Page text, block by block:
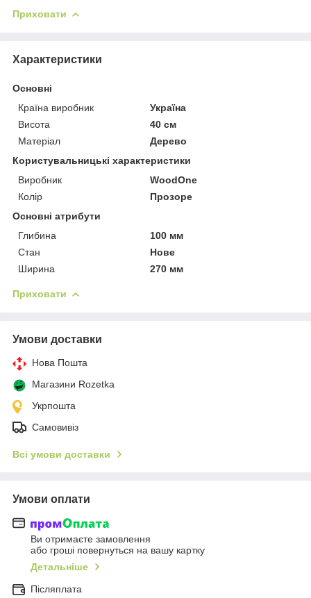
Приховати
Характеристики
Основні
Країна виробник
Україна
Висота
40 см
Матеріал
Дерево
Користувальницькі характеристики
Виробник
WoodOne
Колір
Прозоре
Основні атрибути
Глибина
100 мм
Стан
Нове
Ширина
270 мм
Приховати
Умови доставки
Нова Пошта
Магазини Rozetka
Укрпошта
Самовивіз
Всі умови доставки
Умови оплати
Ви отримаєте замовлення
або гроші повернуться на вашу картку
Детальніше
Післяплата